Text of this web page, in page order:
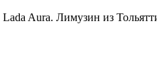
Aura. Лимузин из